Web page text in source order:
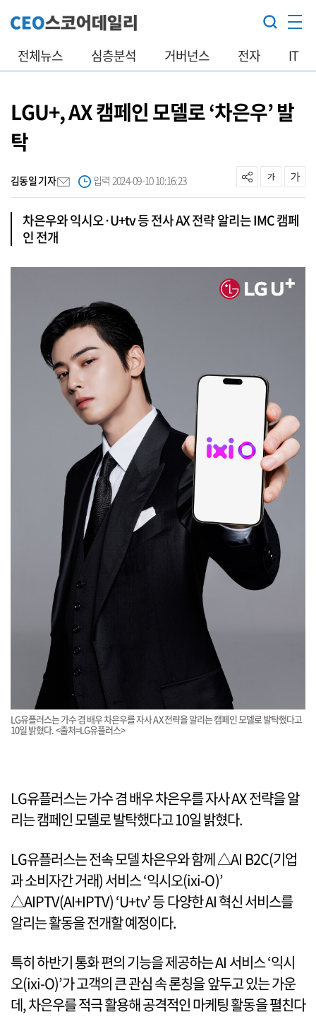
전체뉴스 심층분석 거버넌스 전자 IT
LGU+, AX 캠페인 모델로 ‘차은우’ 발
탁
김동일 기자 입력 2024-09-10 10:16:23
차은우와 익시오·U+tv 등 전사 AX 전략 알리는 IMC 캠페
인 전개
LG유플러스는 가수 겸 배우 차은우를 자사 AX 전략을 알리는 캠페인 모델로 발탁했다고
10일 밝혔다. <출처=LG유플러스>
LG유플러스는 가수 겸 배우 차은우를 자사 AX 전략을 알
리는 캠페인 모델로 발탁했다고 10일 밝혔다.
LG유플러스는 전속 모델 차은우와 함께 △AI B2C(기업
과 소비자간 거래) 서비스 ‘익시오(ixi-O)’
△AIPTV(AI+IPTV) ‘U+tv’ 등 다양한 AI 혁신 서비스를
알리는 활동을 전개할 예정이다.
특히 하반기 통화 편의 기능을 제공하는 AI 서비스 ‘익시
오(ixi-O)’가 고객의 큰 관심 속 론칭을 앞두고 있는 가운
데, 차은우를 적극 활용해 공격적인 마케팅 활동을 펼친다